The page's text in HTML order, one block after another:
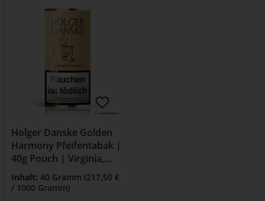
Holger Danske Golden
Harmony Pfeifentabak |
40g Pouch | Virginia,
Burley, Black Cavendish,
Orient
Inhalt: 40 Gramm (217,50 €
/ 1000 Gramm)